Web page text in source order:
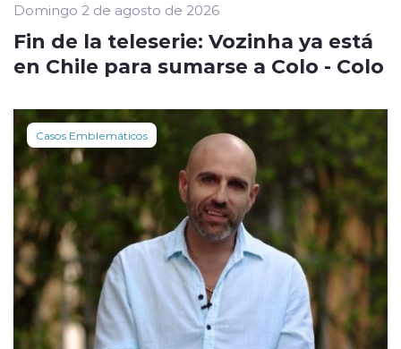
Domingo 2 de agosto de 2026
Fin de la teleserie: Vozinha ya está
en Chile para sumarse a Colo - Colo
Casos Emblemáticos